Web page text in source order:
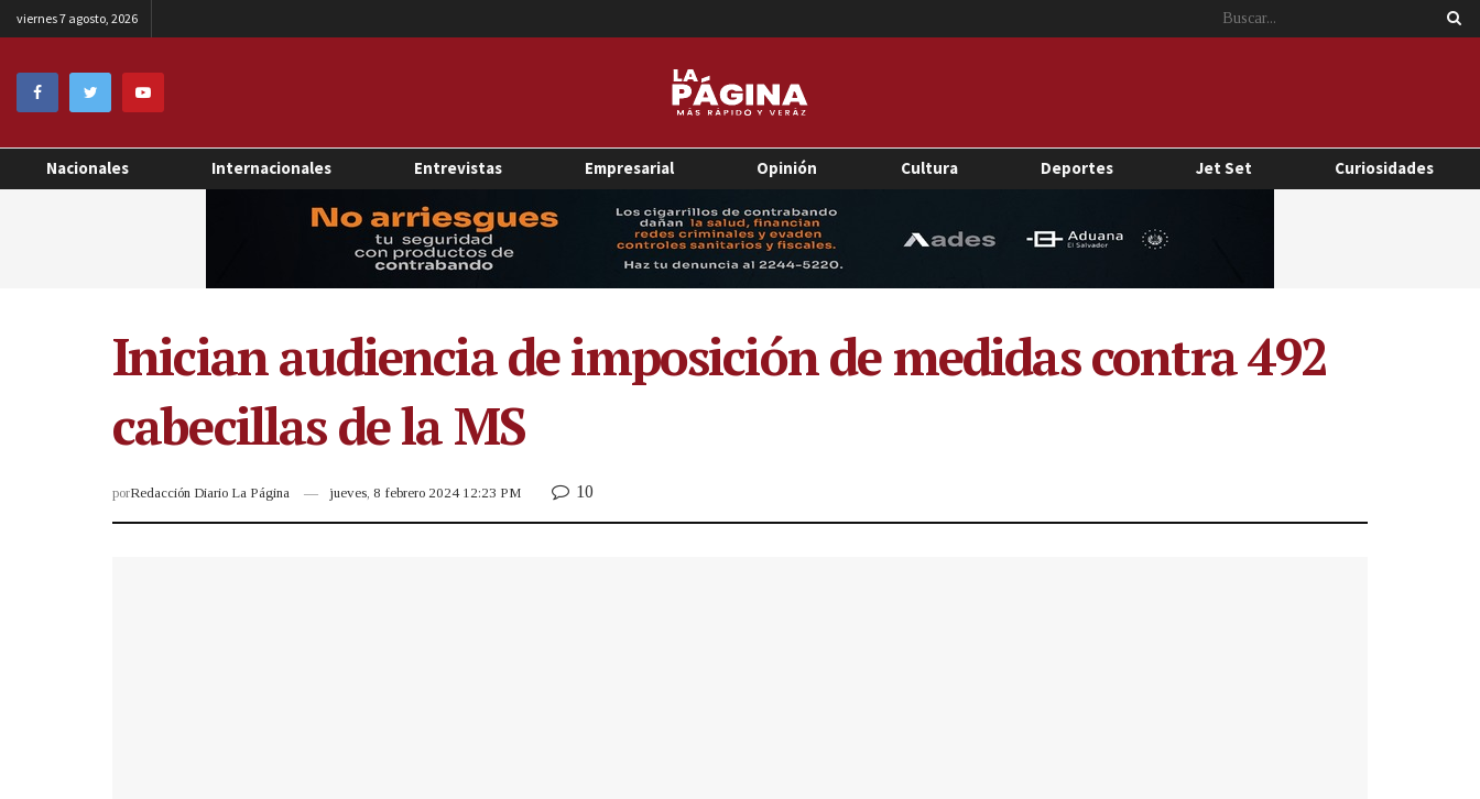
viernes 7 agosto, 2026
Nacionales Internacionales Entrevistas Empresarial Opinión Cultura Deportes Jet Set Curiosidades
Inician audiencia de imposición de medidas contra 492
cabecillas de la MS
porRedacción Diario La Página jueves, 8 febrero 2024 12:23 PM 10